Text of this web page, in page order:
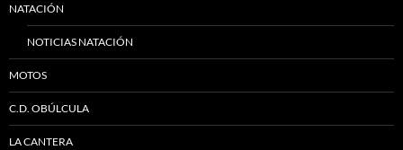
NATACIÓN
NOTICIAS NATACIÓN
MOTOS
C.D. OBÚLCULA
LA CANTERA